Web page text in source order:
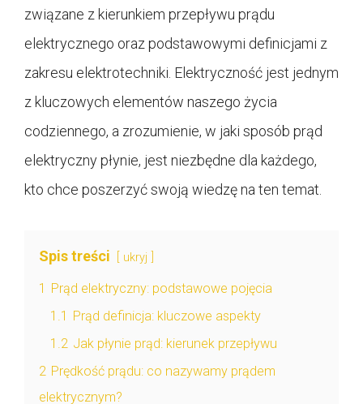
związane z kierunkiem przepływu prądu
elektrycznego oraz podstawowymi definicjami z
zakresu elektrotechniki. Elektryczność jest jednym
z kluczowych elementów naszego życia
codziennego, a zrozumienie, w jaki sposób prąd
elektryczny płynie, jest niezbędne dla każdego,
kto chce poszerzyć swoją wiedzę na ten temat.
Spis treści ukryj
1 Prąd elektryczny: podstawowe pojęcia
1.1 Prąd definicja: kluczowe aspekty
1.2 Jak płynie prąd: kierunek przepływu
2 Prędkość prądu: co nazywamy prądem
elektrycznym?